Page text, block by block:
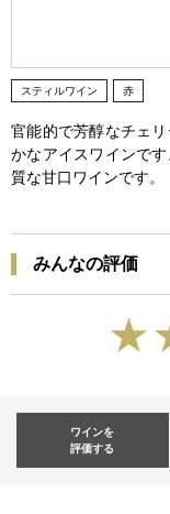
スティルワイン 赤
官能的で芳醇なチェ
かなアイスワインで
質な甘口ワインです。
みんなの評価
ワインを
評価する